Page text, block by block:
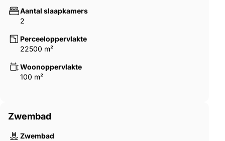
Aantal slaapkamers
2
Perceeloppervlakte
22500 m²
Woonoppervlakte
100 m²
Zwembad
Zwembad